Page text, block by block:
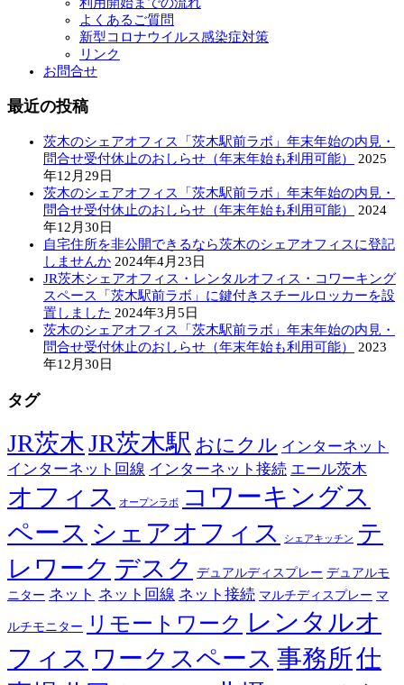
よくあるご質問
新型コロナウイルス感染症対策
リンク
お問合せ
最近の投稿
茨木のシェアオフィス「茨木駅前ラボ」年末年始の内見・
問合せ受付休止のおしらせ（年末年始も利用可能）
2025
年12月29日
茨木のシェアオフィス「茨木駅前ラボ」年末年始の内見・
問合せ受付休止のおしらせ（年末年始も利用可能）
2024
年12月30日
自宅住所を非公開できるなら茨木のシェアオフィスに登記
しませんか 2024年4月23日
JR茨木シェアオフィス・レンタルオフィス・コワーキング
スペース「茨木駅前ラボ」に鍵付きスチールロッカーを設
置しました 2024年3月5日
茨木のシェアオフィス「茨木駅前ラボ」年末年始の内見・
問合せ受付休止のおしらせ（年末年始も利用可能）
2023
年12月30日
タグ
JR茨木JR茨木駅 おにクル インターネット
インターネット回線 インターネット接続 エール茨木
オフィス オープンラボ
コワーキングス
ペース シェアオフィス シェアキッチン
テ
レワーク デスク デュアルディスプレー デュアルモ
ニター ネット ネット回線 ネット接続 マルチディスプレー マ
ルチモニター リモートワーク レンタルオ
フィス ワークスペース 事務所仕